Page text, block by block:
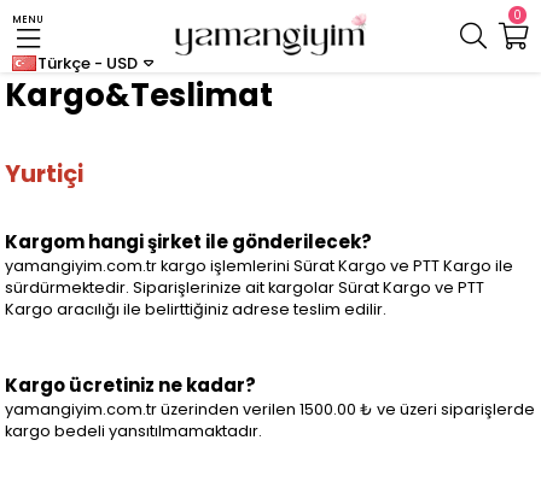
0
MENU
Türkçe - USD
Kargo&Teslimat
Yurtiçi
Kargom hangi şirket ile gönderilecek?
yamangiyim.com.tr kargo işlemlerini Sürat Kargo ve PTT Kargo ile
sürdürmektedir. Siparişlerinize ait kargolar Sürat Kargo ve PTT
Kargo aracılığı ile belirttiğiniz adrese teslim edilir.
Kargo ücretiniz ne kadar?
yamangiyim.com.tr üzerinden verilen 1500.00 ₺ ve üzeri siparişlerde
kargo bedeli yansıtılmamaktadır.